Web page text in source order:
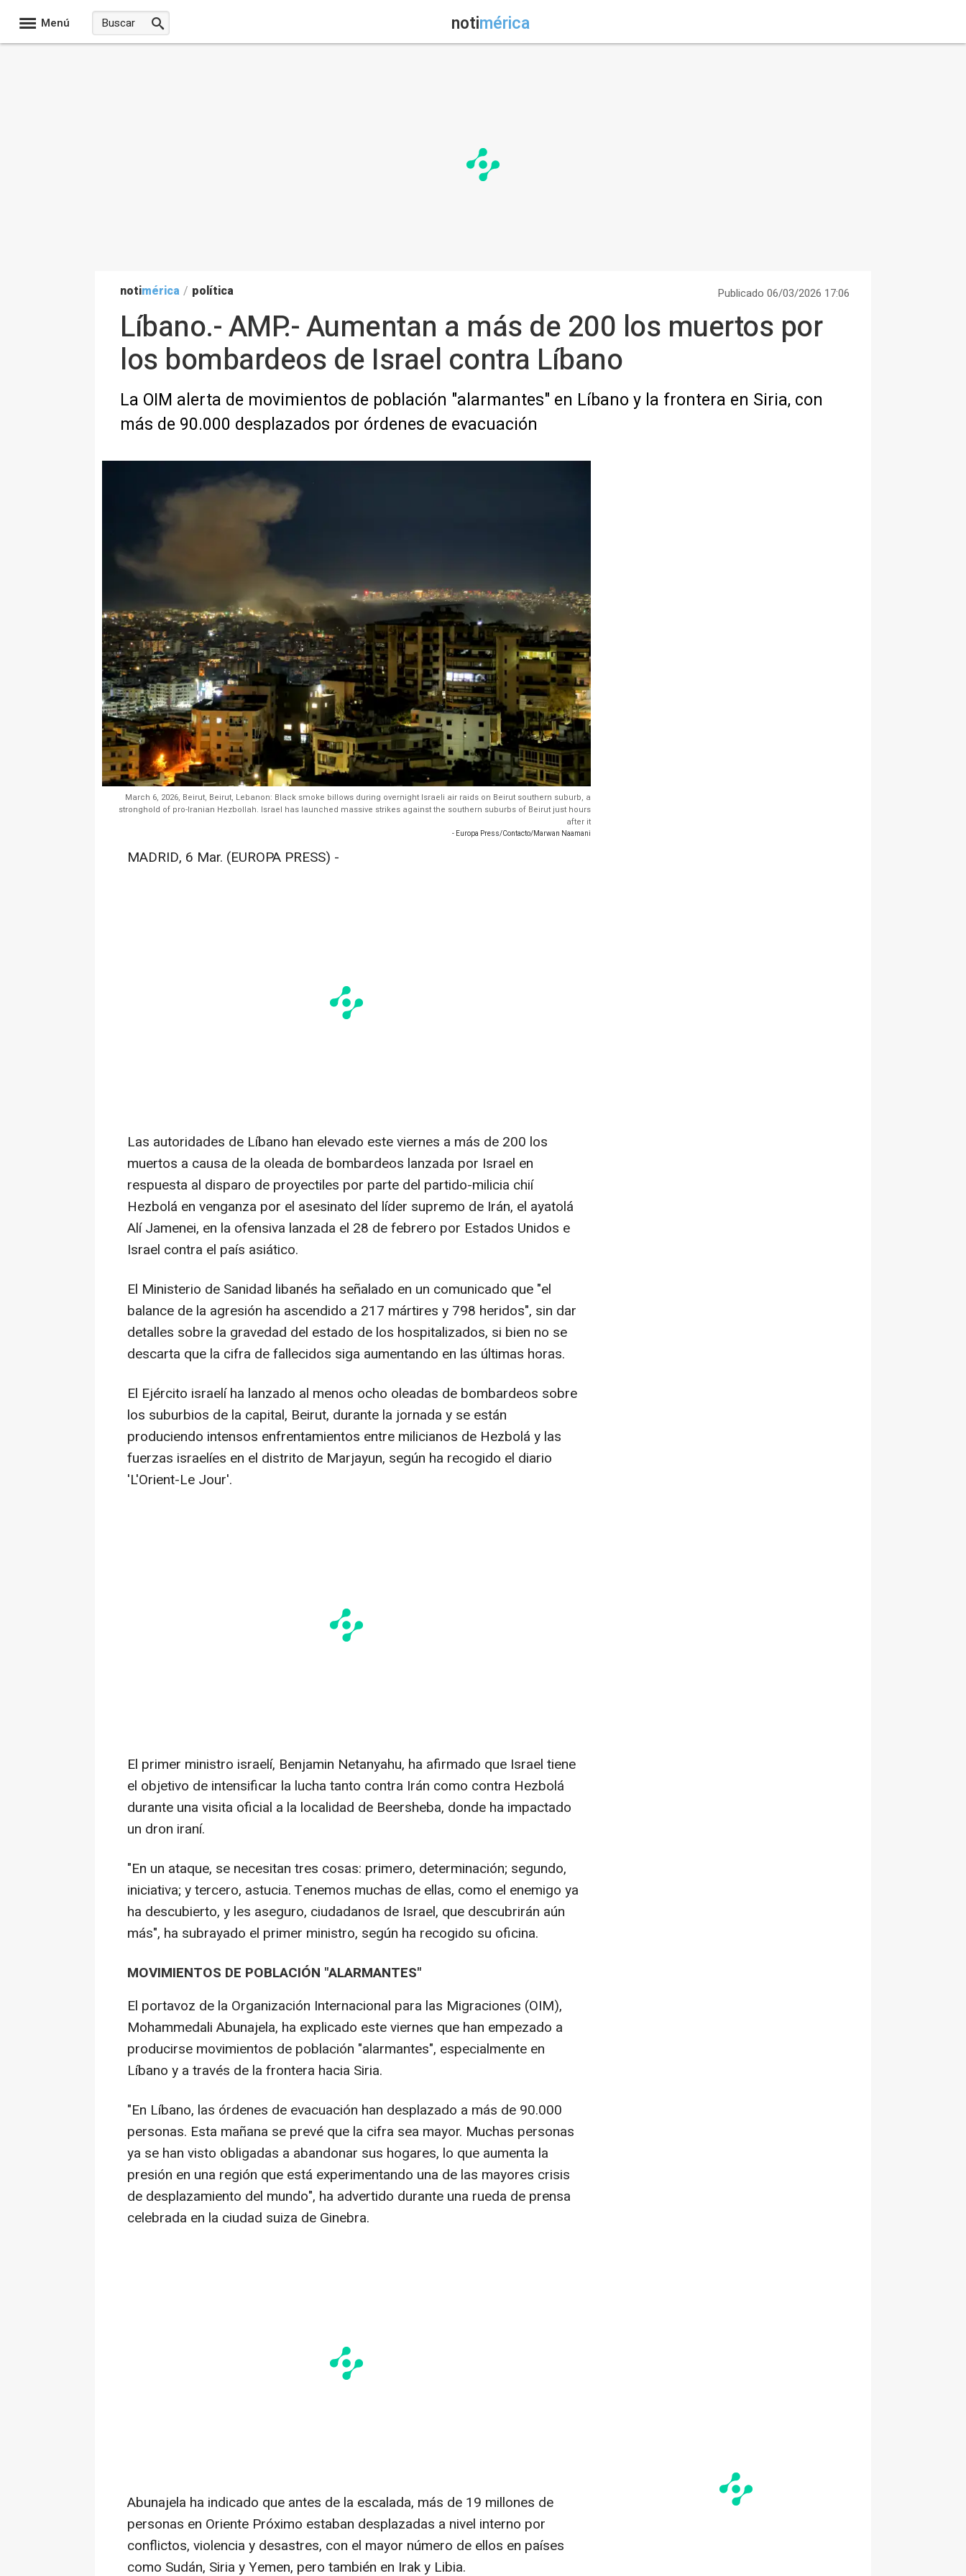
Menú notimérica
notimérica / política Publicado 06/03/2026 17:06
Líbano.- AMP.- Aumentan a más de 200 los muertos por
los bombardeos de Israel contra Líbano
La OIM alerta de movimientos de población "alarmantes" en Líbano y la frontera en Siria, con
más de 90.000 desplazados por órdenes de evacuación
March 6, 2026, Beirut, Beirut, Lebanon: Black smoke billows during overnight Israeli air raids on Beirut southern suburb, a
stronghold of pro-Iranian Hezbollah. Israel has launched massive strikes against the southern suburbs of Beirut just hours
after it
- Europa Press/Contacto/Marwan Naamani
MADRID, 6 Mar. (EUROPA PRESS) -
Las autoridades de Líbano han elevado este viernes a más de 200 los
muertos a causa de la oleada de bombardeos lanzada por Israel en
respuesta al disparo de proyectiles por parte del partido-milicia chií
Hezbolá en venganza por el asesinato del líder supremo de Irán, el ayatolá
Alí Jamenei, en la ofensiva lanzada el 28 de febrero por Estados Unidos e
Israel contra el país asiático.
El Ministerio de Sanidad libanés ha señalado en un comunicado que "el
balance de la agresión ha ascendido a 217 mártires y 798 heridos", sin dar
detalles sobre la gravedad del estado de los hospitalizados, si bien no se
descarta que la cifra de fallecidos siga aumentando en las últimas horas.
El Ejército israelí ha lanzado al menos ocho oleadas de bombardeos sobre
los suburbios de la capital, Beirut, durante la jornada y se están
produciendo intensos enfrentamientos entre milicianos de Hezbolá y las
fuerzas israelíes en el distrito de Marjayun, según ha recogido el diario
'L'Orient-Le Jour'.
El primer ministro israelí, Benjamin Netanyahu, ha afirmado que Israel tiene
el objetivo de intensificar la lucha tanto contra Irán como contra Hezbolá
durante una visita oficial a la localidad de Beersheba, donde ha impactado
un dron iraní.
"En un ataque, se necesitan tres cosas: primero, determinación; segundo,
iniciativa; y tercero, astucia. Tenemos muchas de ellas, como el enemigo ya
ha descubierto, y les aseguro, ciudadanos de Israel, que descubrirán aún
más", ha subrayado el primer ministro, según ha recogido su oficina.
MOVIMIENTOS DE POBLACIÓN "ALARMANTES"
El portavoz de la Organización Internacional para las Migraciones (OIM),
Mohammedali Abunajela, ha explicado este viernes que han empezado a
producirse movimientos de población "alarmantes", especialmente en
Líbano y a través de la frontera hacia Siria.
"En Líbano, las órdenes de evacuación han desplazado a más de 90.000
personas. Esta mañana se prevé que la cifra sea mayor. Muchas personas
ya se han visto obligadas a abandonar sus hogares, lo que aumenta la
presión en una región que está experimentando una de las mayores crisis
de desplazamiento del mundo", ha advertido durante una rueda de prensa
celebrada en la ciudad suiza de Ginebra.
Abunajela ha indicado que antes de la escalada, más de 19 millones de
personas en Oriente Próximo estaban desplazadas a nivel interno por
conflictos, violencia y desastres, con el mayor número de ellos en países
como Sudán, Siria y Yemen, pero también en Irak y Libia.